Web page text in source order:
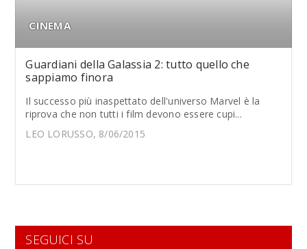
CINEMA
Guardiani della Galassia 2: tutto quello che
sappiamo finora
Il successo più inaspettato dell'universo Marvel è la
riprova che non tutti i film devono essere cupi...
LEO LORUSSO, 8/06/2015
SEGUICI SU